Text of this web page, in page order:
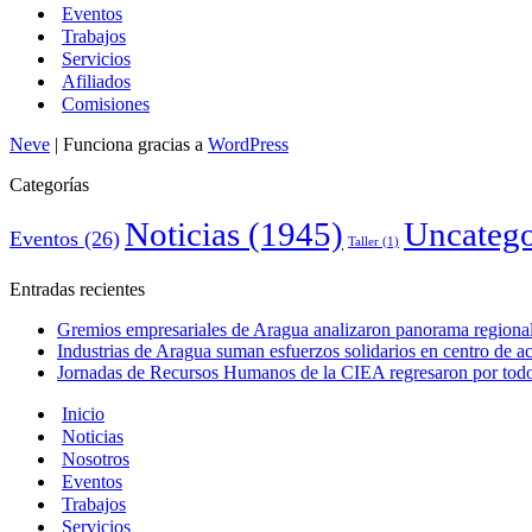
Eventos
Trabajos
Servicios
Afiliados
Comisiones
Neve | Funciona gracias a WordPress
Categorías
Eventos (26) Noticias (1945) Taller (1)
Entradas recientes
Gremios empresariales de Aragua analizaron panorama
Industrias de Aragua suman esfuerzos solidarios en centro de
Jornadas de Recursos Humanos de la CIEA regresaron por
Inicio
Noticias
Nosotros
Eventos
Trabajos
Servicios